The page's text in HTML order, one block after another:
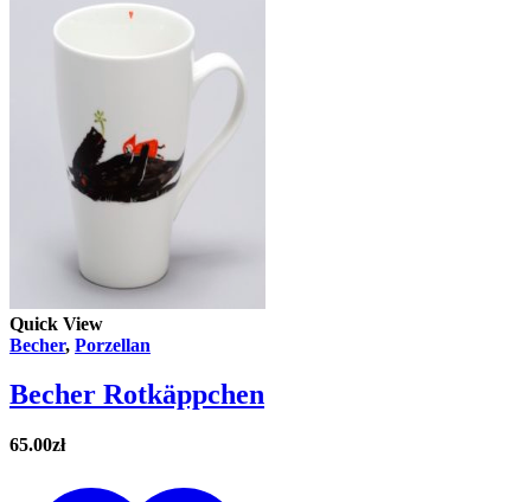
Quick View
Becher, Porzellan
Becher Rotkäppchen
65.00zł